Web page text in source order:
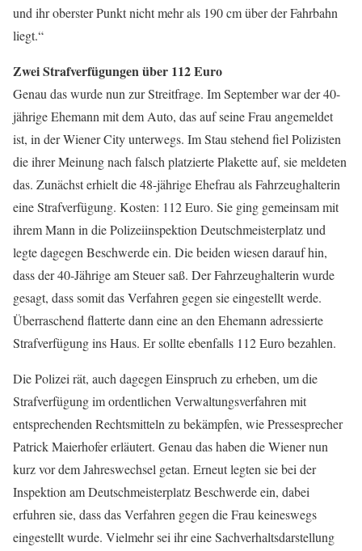
und ihr oberster Punkt nicht mehr als 190 cm über der Fahrbahn
liegt.“
Zwei Strafverfügungen über 112 Euro
Genau das wurde nun zur Streitfrage. Im September war der 40-
jährige Ehemann mit dem Auto, das auf seine Frau angemeldet
ist, in der Wiener City unterwegs. Im Stau stehend fiel Polizisten
die ihrer Meinung nach falsch platzierte Plakette auf, sie meldeten
das. Zunächst erhielt die 48-jährige Ehefrau als Fahrzeughalterin
eine Strafverfügung. Kosten: 112 Euro. Sie ging gemeinsam mit
ihrem Mann in die Polizeiinspektion Deutschmeisterplatz und
legte dagegen Beschwerde ein. Die beiden wiesen darauf hin,
dass der 40-Jährige am Steuer saß. Der Fahrzeughalterin wurde
gesagt, dass somit das Verfahren gegen sie eingestellt werde.
Überraschend flatterte dann eine an den Ehemann adressierte
Strafverfügung ins Haus. Er sollte ebenfalls 112 Euro bezahlen.
Die Polizei rät, auch dagegen Einspruch zu erheben, um die
Strafverfügung im ordentlichen Verwaltungsverfahren mit
entsprechenden Rechtsmitteln zu bekämpfen, wie Pressesprecher
Patrick Maierhofer erläutert. Genau das haben die Wiener nun
kurz vor dem Jahreswechsel getan. Erneut legten sie bei der
Inspektion am Deutschmeisterplatz Beschwerde ein, dabei
erfuhren sie, dass das Verfahren gegen die Frau keineswegs
eingestellt wurde. Vielmehr sei ihr eine Sachverhaltsdarstellung